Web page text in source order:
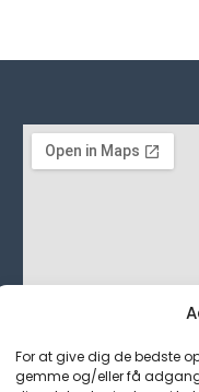
For at give dig de bedste
gemme og/eller få